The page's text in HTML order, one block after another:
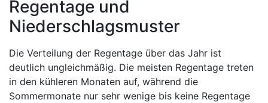
Regentage und
Niederschlagsmuster
Die Verteilung der Regentage über das Jahr ist
deutlich ungleichmäßig. Die meisten Regentage treten
in den kühleren Monaten auf, während die
Sommermonate nur sehr wenige bis keine Regentage